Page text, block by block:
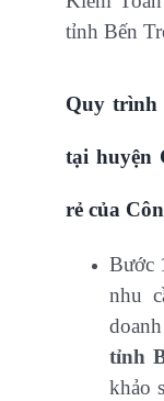
tỉnh Bến
Quy trình
tại huyện
rẻ của
Bước
nhu
tỉnh
khảo